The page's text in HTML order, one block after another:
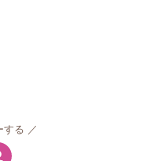
する